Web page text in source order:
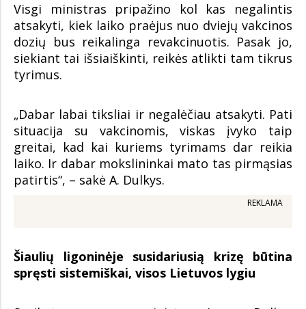
Visgi ministras pripažino kol kas negalintis
atsakyti, kiek laiko praėjus nuo dviejų vakcinos
dozių bus reikalinga revakcinuotis. Pasak jo,
siekiant tai išsiaiškinti, reikės atlikti tam tikrus
tyrimus.
„Dabar labai tiksliai ir negalėčiau atsakyti. Pati
situacija su vakcinomis, viskas įvyko taip
greitai, kad kai kuriems tyrimams dar reikia
laiko. Ir dabar mokslininkai mato tas pirmąsias
patirtis“, – sakė A. Dulkys.
REKLAMA
Šiaulių ligoninėje susidariusią krizę būtina
spręsti sistemiškai, visos Lietuvos lygiu